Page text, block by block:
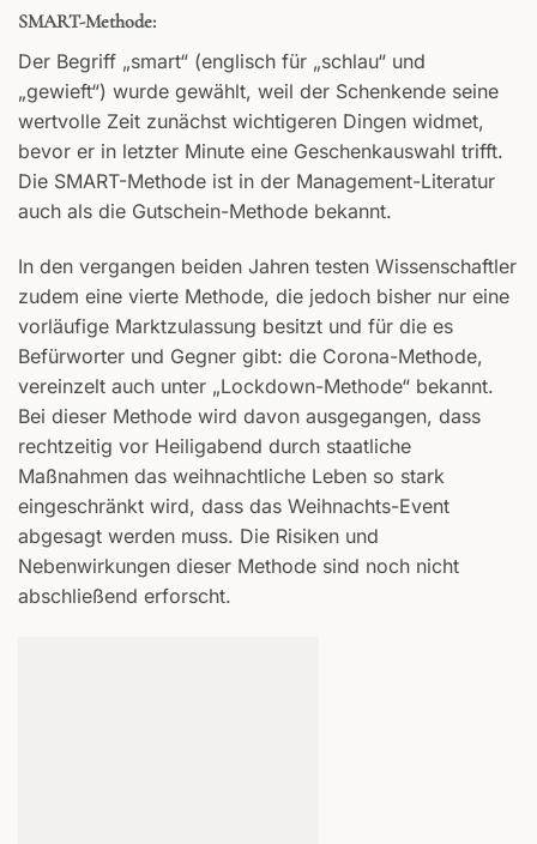
SMART-Methode:
Der Begriff „smart“ (englisch für „schlau“ und
„gewieft“) wurde gewählt, weil der Schenkende seine
wertvolle Zeit zunächst wichtigeren Dingen widmet,
bevor er in letzter Minute eine Geschenkauswahl trifft.
Die SMART-Methode ist in der Management-Literatur
auch als die Gutschein-Methode bekannt.
In den vergangen beiden Jahren testen Wissenschaftler
zudem eine vierte Methode, die jedoch bisher nur eine
vorläufige Marktzulassung besitzt und für die es
Befürworter und Gegner gibt: die Corona-Methode,
vereinzelt auch unter „Lockdown-Methode“ bekannt.
Bei dieser Methode wird davon ausgegangen, dass
rechtzeitig vor Heiligabend durch staatliche
Maßnahmen das weihnachtliche Leben so stark
eingeschränkt wird, dass das Weihnachts-Event
abgesagt werden muss. Die Risiken und
Nebenwirkungen dieser Methode sind noch nicht
abschließend erforscht.